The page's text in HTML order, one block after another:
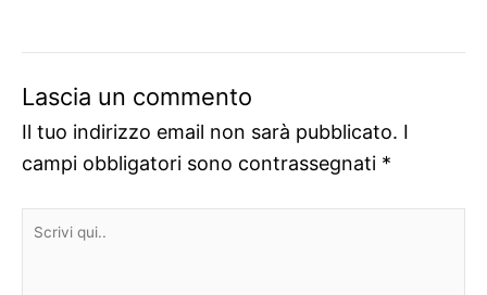
Lascia un commento
Il tuo indirizzo email non sarà pubblicato. I
campi obbligatori sono contrassegnati *
Scrivi